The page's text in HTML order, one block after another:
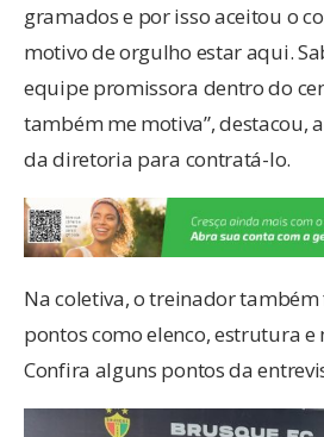
gramados e por isso aceitou o
motivo de orgulho estar aqui.
equipe promissora dentro do
também me motiva”, destacou,
da diretoria para contratá-lo.
Na coletiva, o treinador
pontos como elenco, estrutura
Confira alguns pontos da